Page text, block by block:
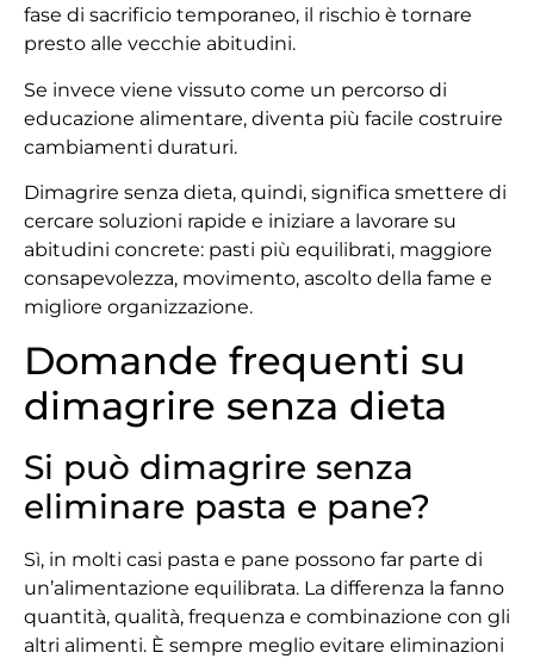
fase di sacrificio temporaneo, il rischio è tornare
presto alle vecchie abitudini.
Se invece viene vissuto come un percorso di
educazione alimentare, diventa più facile costruire
cambiamenti duraturi.
Dimagrire senza dieta, quindi, significa smettere di
cercare soluzioni rapide e iniziare a lavorare su
abitudini concrete: pasti più equilibrati, maggiore
consapevolezza, movimento, ascolto della fame e
migliore organizzazione.
Domande frequenti su
dimagrire senza dieta
Si può dimagrire senza
eliminare pasta e pane?
Sì, in molti casi pasta e pane possono far parte di
un’alimentazione equilibrata. La differenza la fanno
quantità, qualità, frequenza e combinazione con gli
altri alimenti. È sempre meglio evitare eliminazioni